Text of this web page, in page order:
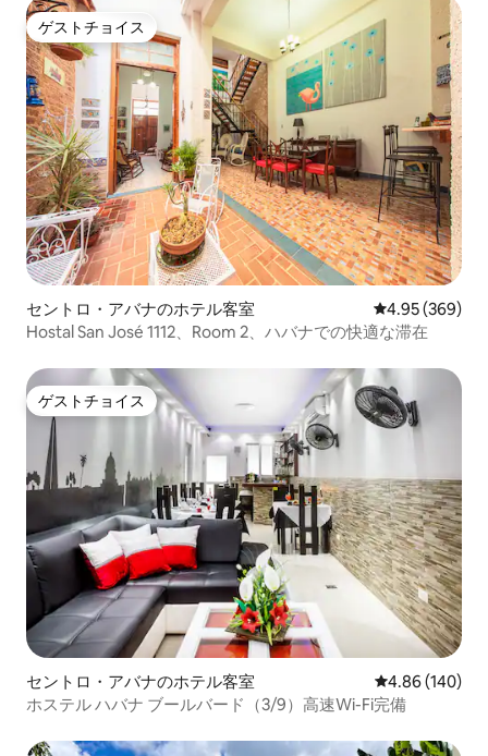
ゲストチョイス
ゲストチョイス
セントロ・アバナのホテル客室 レビュー369
4.95 (369)
Hostal San José 1112、Room 2、ハバナでの快適な滞在
ゲストチョイス
ゲストチョイス
セントロ・アバナのホテル客室 レビュー140
4.86 (140)
ホステル ハバナ ブールバード（3/9）高速Wi-Fi完備